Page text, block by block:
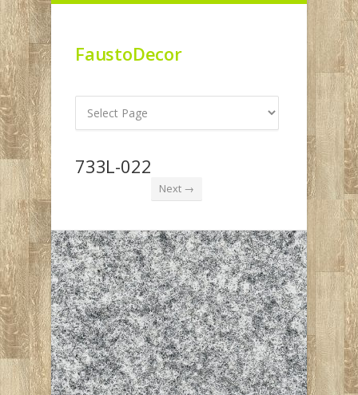
FaustoDecor
733L-022
Next →